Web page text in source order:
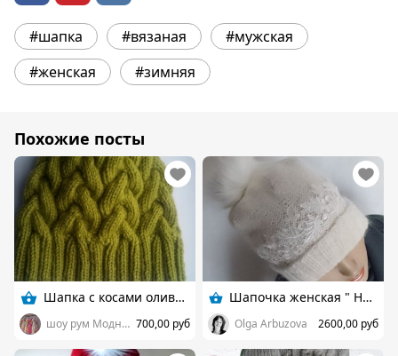
#шапка #вязаная
#мужская
#женская
#зимняя
Похожие посты
Шапка с косами оливковая
шоу рум Модные вещицы 700,00 руб
Шапочка женская " Нежность "
Olga Arbuzova 2600,00 руб